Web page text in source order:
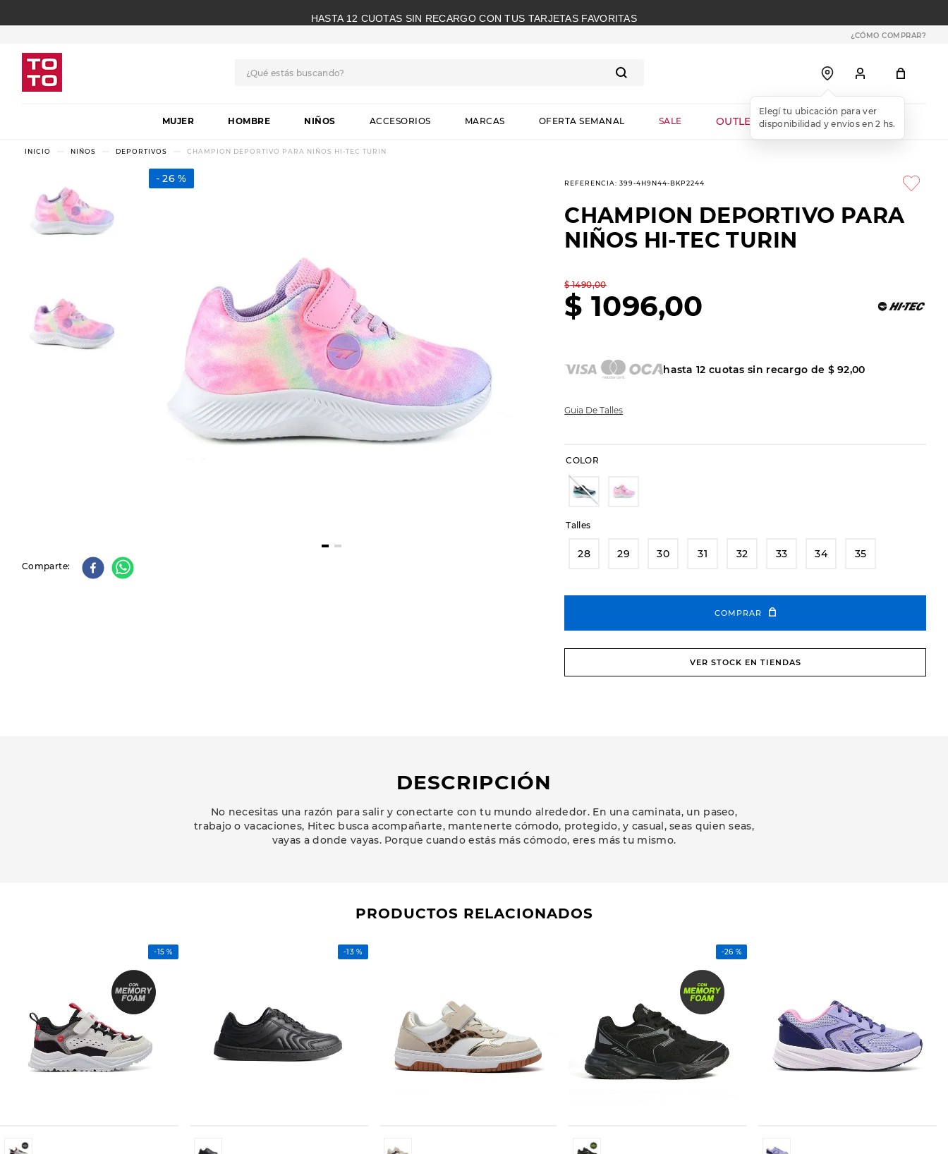
HASTA 12 CUOTAS SIN RECARGO CON TUS TARJETAS FAVORITAS
¿CÓMO COMPRAR?
MUJER HOMBRE NIÑOS ACCESORIOS MARCAS OFERTA SEMANAL SALE OUTLET WEB
NIÑOS DEPORTIVOS CHAMPION DEPORTIVO PARA NIÑOS HI-TEC TURIN
26 %
Comparte
REFERENCIA:399-4H9N44-BKP2244
CHAMPION DEPORTIVO PARA
NIÑOS HI-TEC TURIN
$ 1490,00
$ 1096,00
hasta12 cuotas sin recargo de $ 92,00
Guia De Talles
COLOR
Talles
28 29 30 31 32 33 34 35
COMPRAR
VER STOCK EN TIENDAS
DESCRIPCIÓN
No necesitas una razón para salir y conectarte con tu mundo alrededor. En una caminata, un paseo,
trabajo o vacaciones, Hitec busca acompañarte, mantenerte cómodo, protegido, y casual, seas quien seas,
vayas a donde vayas. Porque cuando estás más cómodo, eres más tu mismo.
PRODUCTOS RELACIONADOS
-15 % -13 % -26 %
1.
botas
2.
skechers
3.
hitec
slip-ins
10
botas dama